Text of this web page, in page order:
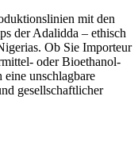
mit den
der Adalidda – ethisch
Ob Sie Importeur
oder Bioethanol-
unschlagbare
gesellschaftlicher